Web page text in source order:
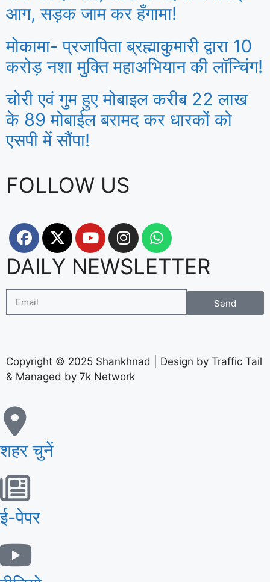
आग, सड़क जाम कर हँगामा!
मोकामा- प्रजापिता ब्रह्माकुमारी द्वारा 10
करोड़ नशा मुक्ति महाअभियान की लॉन्चिंग!
चोरी एवं गुम हुए मोबाइल करीब 22 लाख
के 89 मोबाईल बरामद कर धारकों को
एसपी में सौंपा!
FOLLOW US
DAILY NEWSLETTER
Send
Copyright © 2025 Shankhnad | Design by Traffic Tail
& Managed by 7k Network
शहर चुनें
ई-पेपर